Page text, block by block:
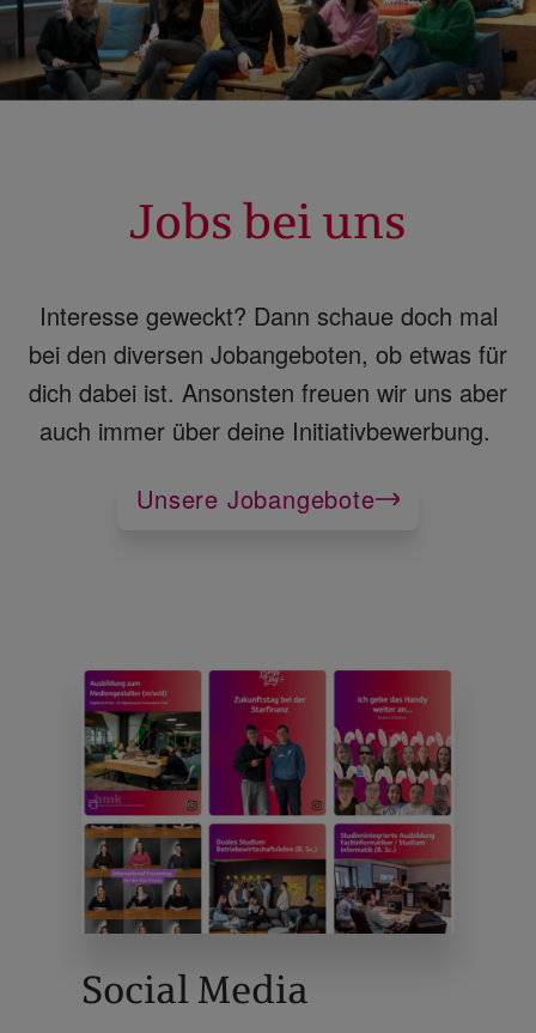
Jobs bei uns
Interesse geweckt? Dann schaue doch mal
bei den diversen Jobangeboten, ob etwas für
dich dabei ist. Ansonsten freuen wir uns aber
auch immer über deine Initiativbewerbung.
Unsere Jobangebote
Social Media